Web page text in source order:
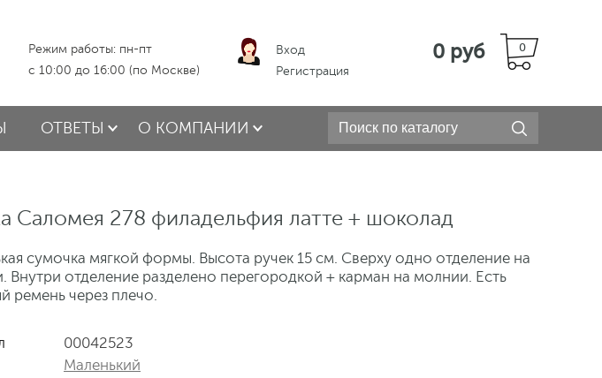
Режим работы: пн-пт
с 10:00 до 16:00 (по Москве)
Вход
Регистрация
0
0 руб
ОТВЕТЫ О КОМПАНИИ
Саломея 278 филадельфия латте + шоколад
сумочка мягкой формы. Высота ручек 15 см. Сверху одно отделение на
Внутри отделение разделено перегородкой + карман на молнии. Есть
ремень через плечо.
00042523
Маленький